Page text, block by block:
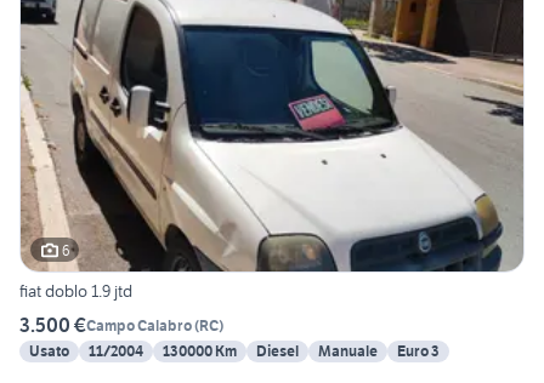
6
fiat doblo 1.9 jtd
3.500 €Campo Calabro(RC)
Usato
11/2004 130000 Km Diesel Manuale Euro 3